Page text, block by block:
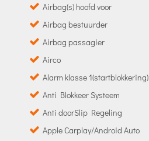
Airbag(s) hoofd voor
Airbag bestuurder
Airbag passagier
Airco
Alarm klasse 1(startblokkering)
Anti Blokkeer Systeem
Anti doorSlip Regeling
Apple Carplay/Android Auto